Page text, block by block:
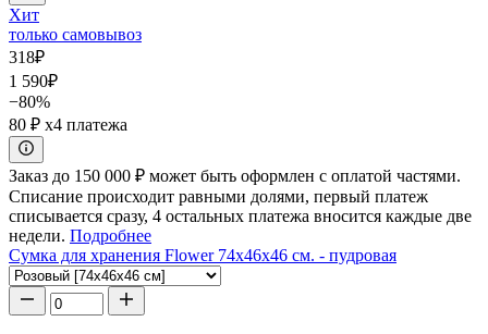
Хит
только самовывоз
318₽
1 590₽
−80%
80 ₽ x4 платежа
Заказ до 150 000 ₽ может быть оформлен с оплатой частями.
Списание происходит равными долями, первый платеж
списывается сразу, 4 остальных платежа вносится каждые две
недели. Подробнее
Сумка для хранения Flower 74x46x46 см. - пудровая